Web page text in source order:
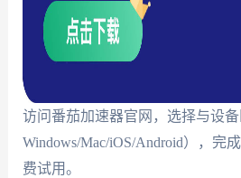
访问番茄加速器官网，选择与设
Windows/Mac/iOS/Android），完
费试用。